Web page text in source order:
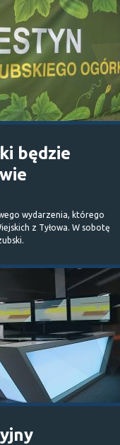
będzie
wydarzenia, którego
z Tyłowa. W sobotę